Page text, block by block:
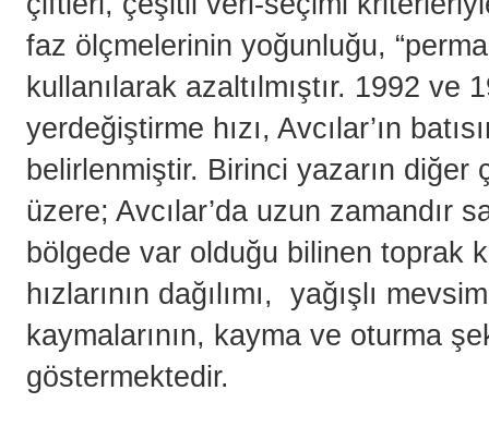
faz ölçmelerinin yoğunluğu,
kullanılarak azaltılmıştır. 1992 ve
yerdeğiştirme hızı, Avcılar’ın
belirlenmiştir. Birinci yazarın diğer
üzere; Avcılar’da uzun zamandır
bölgede var olduğu bilinen toprak
hızlarının dağılımı, yağışlı
kaymalarının, kayma ve oturma
göstermektedir.